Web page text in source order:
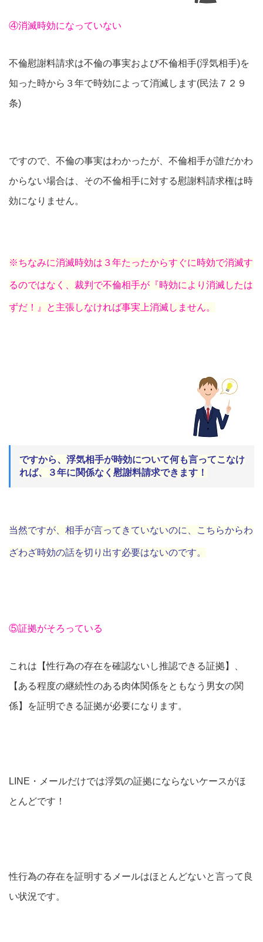
④消滅時効になっていない
不倫慰謝料請求は不倫の事実および不倫相手(浮気相手)を
知った時から３年で時効によって消滅します(民法７２９
条)
ですので、不倫の事実はわかったが、不倫相手が誰だかわ
からない場合は、その不倫相手に対する慰謝料請求権は時
効になりません。
※ちなみに消滅時効は３年たったからすぐに時効で消滅す
るのではなく、裁判で不倫相手が『時効により消滅したは
ずだ！』と主張しなければ事実上消滅しません。
ですから、浮気相手が時効について何も言ってこなけ
れば、３年に関係なく慰謝料請求できます！
当然ですが、相手が言ってきていないのに、こちらからわ
ざわざ時効の話を切り出す必要はないのです。
⑤証拠がそろっている
これは【性行為の存在を確認ないし推認できる証拠】、
【ある程度の継続性のある肉体関係をともなう男女の関
係】を証明できる証拠が必要になります。
LINE・メールだけでは浮気の証拠にならないケースがほ
とんどです！
性行為の存在を証明するメールはほとんどないと言って良
い状況です。